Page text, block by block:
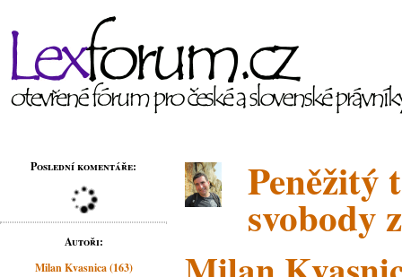
Poslední komentáře:
Autoři:
Milan Kvasnica (163)
Peněžitý
svobody